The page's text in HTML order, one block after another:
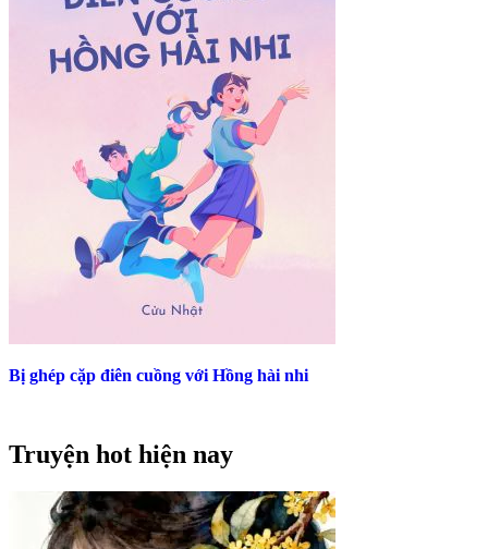
Bị ghép cặp điên cuồng với Hồng hài nhi
Truyện hot hiện nay